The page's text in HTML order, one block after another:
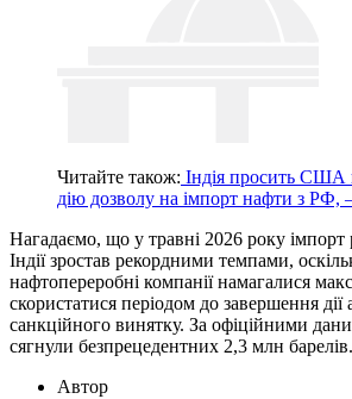
Читайте також: Індія просить США
дію дозволу на імпорт нафти з РФ,
Нагадаємо, що у травні 2026 року імпорт
Індії зростав рекордними темпами,
нафтопереробні компанії намагалися
скористатися періодом до завершення дії
санкційного винятку. За офіційними
сягнули безпрецедентних 2,3 млн барелів.
Автор